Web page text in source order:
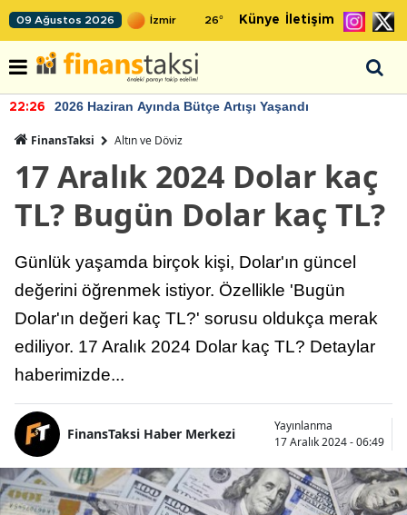
09 Ağustos 2026 26° Künye İletişim
22:26 2026 Haziran Ayında Bütçe Artışı Yaşandı
FinansTaksi Altın ve Döviz
17 Aralık 2024 Dolar kaç
TL? Bugün Dolar kaç TL?
Günlük yaşamda birçok kişi, Dolar'ın güncel
değerini öğrenmek istiyor. Özellikle 'Bugün
Dolar'ın değeri kaç TL?' sorusu oldukça merak
ediliyor. 17 Aralık 2024 Dolar kaç TL? Detaylar
haberimizde...
FinansTaksi Haber Merkezi
Yayınlanma
17 Aralık 2024 - 06:49